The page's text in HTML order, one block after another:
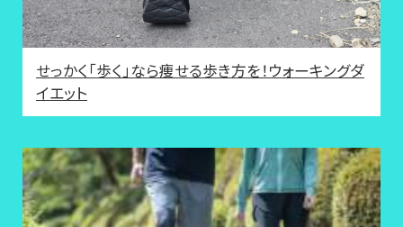
せっかく「歩く」なら痩せる歩き方を！ウォーキングダ
イエット